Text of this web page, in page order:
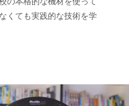
くても実践的な技術を学